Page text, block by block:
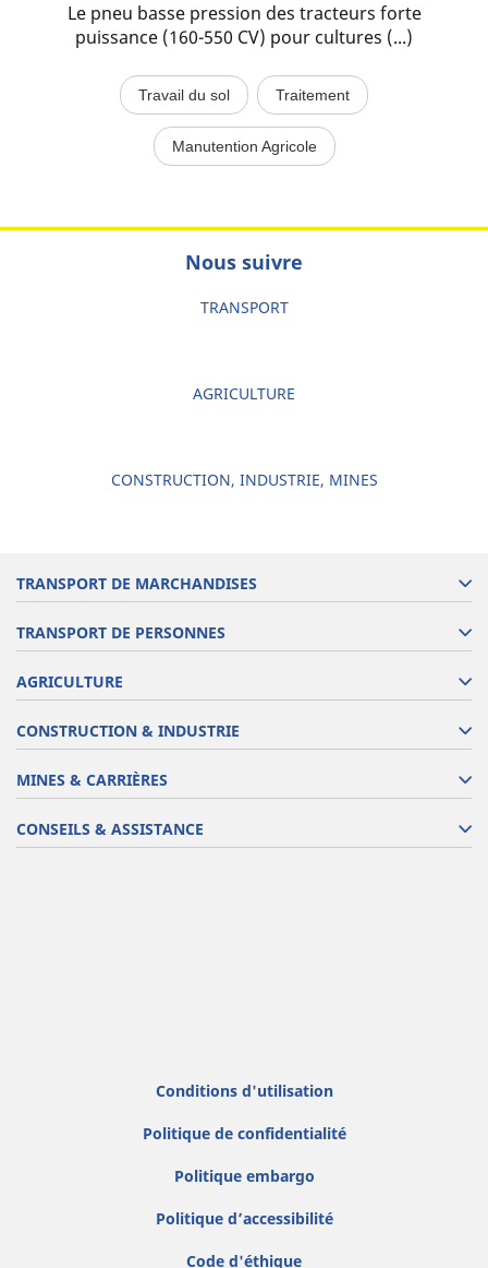
Le pneu basse pression des tracteurs forte
puissance (160-550 CV) pour cultures (...)
Travail du sol Traitement
Manutention Agricole
Nous suivre
TRANSPORT
AGRICULTURE
CONSTRUCTION, INDUSTRIE, MINES
TRANSPORT DE MARCHANDISES
TRANSPORT DE PERSONNES
AGRICULTURE
CONSTRUCTION & INDUSTRIE
MINES & CARRIÈRES
CONSEILS & ASSISTANCE
Conditions d'utilisation
Politique de confidentialité
Politique embargo
Politique d’accessibilité
Code d'éthique